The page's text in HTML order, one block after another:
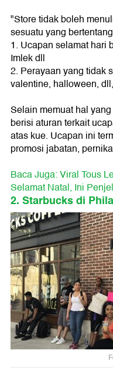
"Store tidak boleh
sesuatu yang
1. Ucapan selamat hari
Imlek dll
2. Perayaan yang tidak
valentine, halloween,
Selain memuat hal
berisi aturan terkait
atas kue. Ucapan ini
promosi jabatan,
Baca Juga: Viral Tous
Selamat Natal, Ini
2. Starbucks di